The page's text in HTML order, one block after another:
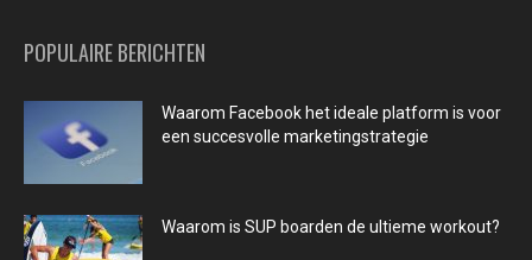
POPULAIRE BERICHTEN
Waarom Facebook het ideale platform is voor
een succesvolle marketingstrategie
Waarom is SUP boarden de ultieme workout?